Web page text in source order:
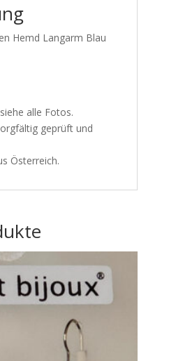
Hemd Langarm Blau
alle Fotos.
geprüft und
Österreich.